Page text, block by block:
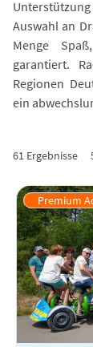
Auswahl an
Menge
garantiert.
Regionen
ein
61 Ergebnisse